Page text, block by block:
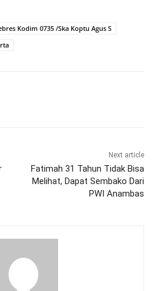
Kodim 0735 /Ska Koptu Agus S
Next article
Fatimah 31 Tahun Tidak Bisa
Melihat, Dapat Sembako Dari
PWI Anambas